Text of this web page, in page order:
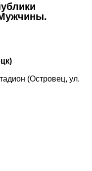
(Островец, ул.